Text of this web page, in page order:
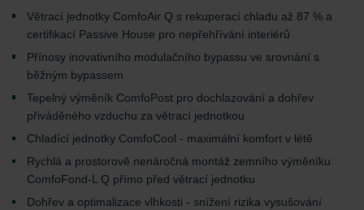
Větrací jednotky ComfoAir Q s rekuperací chladu až 87 % a
certifikací Passive House pro nepřehřívání interiérů
Přínosy inovativního modulačního bypassu ve srovnání s
běžným bypassem
Tepelný výměník ComfoPost pro dochlazování a dohřev
přiváděného vzduchu za větrací jednotkou
Chladící jednotky ComfoCool - maximální komfort v létě
Rychlá a prostorově nenáročná montáž zemního výměníku
ComfoFond-L Q přímo před větrací jednotku
Dohřev a optimalizace vlhkosti - snížení rizika vysušování